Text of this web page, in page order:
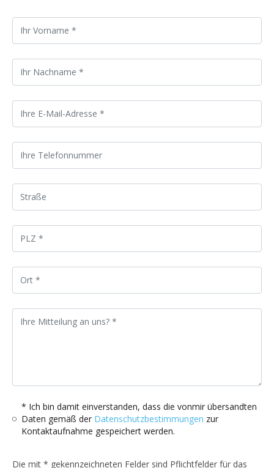
* Ich bin damit einverstanden, dass die vonmir übersandten
Daten gemäß der Datenschutzbestimmungen zur
Kontaktaufnahme gespeichert werden.
Die mit * gekennzeichneten Felder sind Pflichtfelder für das